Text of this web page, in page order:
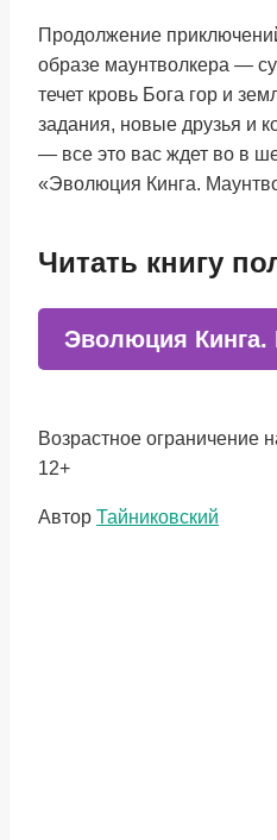
Продолжение
образе маунтволкера —
течет кровь Бога гор и
задания, новые друзья и
— все это вас ждет во в
«Эволюция Кинга.
Читать книгу
Эволюция Кинга.
Возрастное ограничение
12+
Метки
Автор Тайниковский